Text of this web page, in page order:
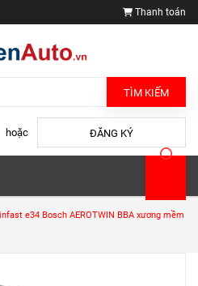
Thanh toán
TÌM KIẾM
hoặc ĐĂNG KÝ
e34 Bosch AEROTWIN BBA xương mềm